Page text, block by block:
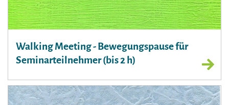
Walking Meeting - Bewegungspause für
Seminarteilnehmer (bis 2 h)